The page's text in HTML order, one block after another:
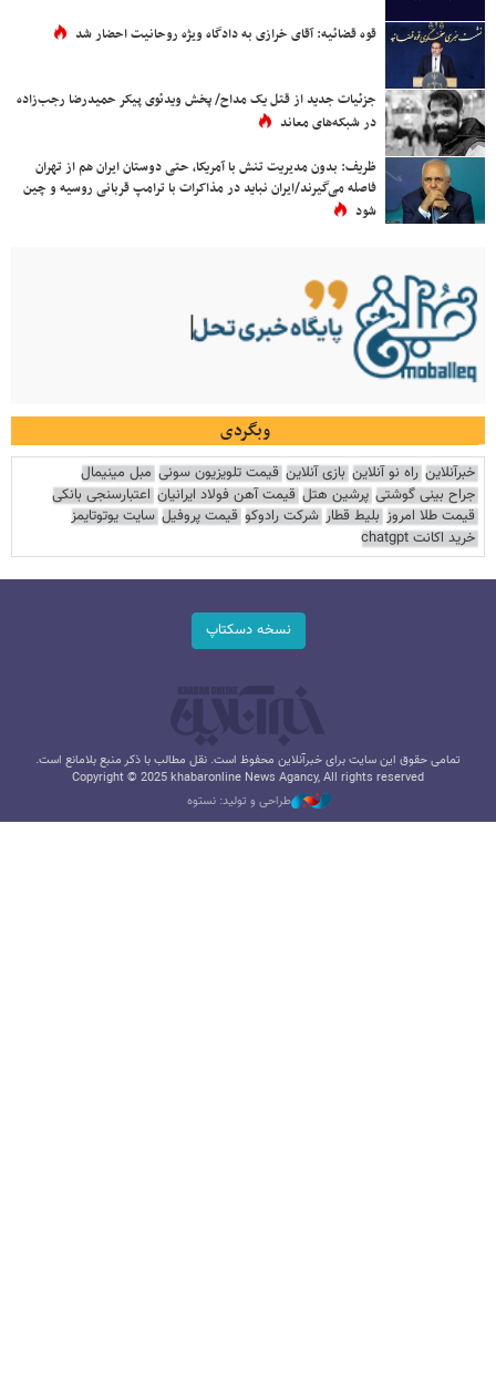
قوه قضائیه: آقای خرازی به دادگاه ویژه روحانیت احضار شد
جزئیات جدید از قتل یک مداح/ پخش ویدئوی پیکر حمیدرضا رجب‌زاده
در شبکه‌های معاند
ظریف: بدون مدیریت تنش با آمریکا، حتی دوستان ایران هم از تهران
فاصله می‌گیرند/ایران نباید در مذاکرات با ترامپ قربانی روسیه و چین
شود
وبگردی
خبرآنلاین راه نو آنلاین بازی آنلاین قیمت تلویزیون سونی مبل مینیمال
جراح بینی گوشتی پرشین هتل قیمت آهن فولاد ایرانیان اعتبارسنجی بانکی
قیمت طلا امروز بلیط قطار شرکت رادوکو قیمت پروفیل سایت یوتوتایمز
خرید اکانت chatgpt
نسخه دسکتاپ
تمامی حقوق این سایت برای خبرآنلاین محفوظ است. نقل مطالب با ذکر منبع بلامانع است.
Copyright © 2025 khabaronline News Agancy, All rights reserved
طراحی و تولید: نستوه